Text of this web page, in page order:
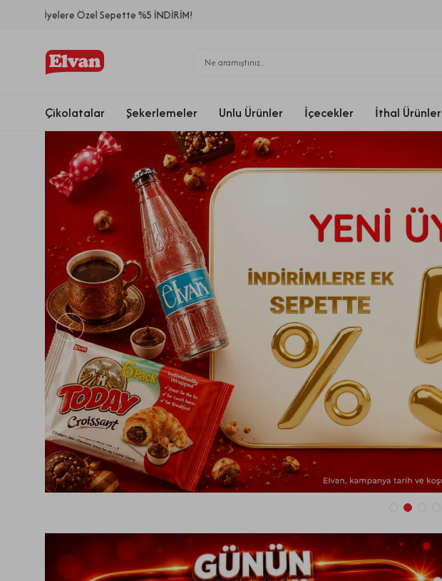
Çikolatalar Şekerlemeler Unlu Ürünler İçecekler İthal Ürünler